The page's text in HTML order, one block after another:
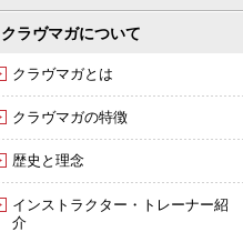
クラヴマガについて
クラヴマガとは
クラヴマガの特徴
歴史と理念
インストラクター・トレーナー紹
介